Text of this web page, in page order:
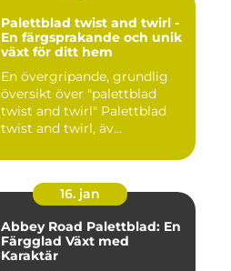
Palettblad twist and twirl -
En färgsprakande och unik
växt för ditt hem
En övergripande, grundlig
översikt över "palettblad
twist and twirl" Palettblad
twist and twirl, äv...
16. jan
Abbey Road Palettblad: En
Färgglad Växt med
Karaktär